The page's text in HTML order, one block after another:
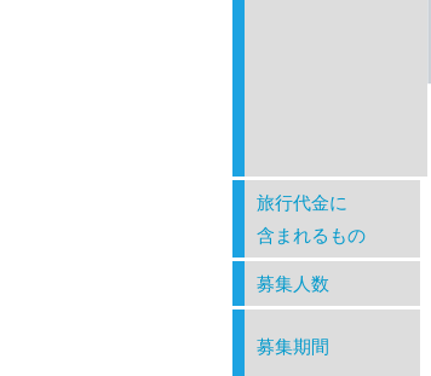
旅行代金に
含まれるもの
募集人数
募集期間